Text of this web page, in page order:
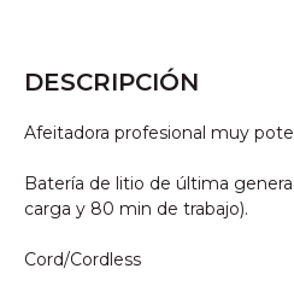
DESCRIPCIÓN
Afeitadora profesional muy
Batería de litio de última
carga y 80 min de trabajo).
Cord/Cordless